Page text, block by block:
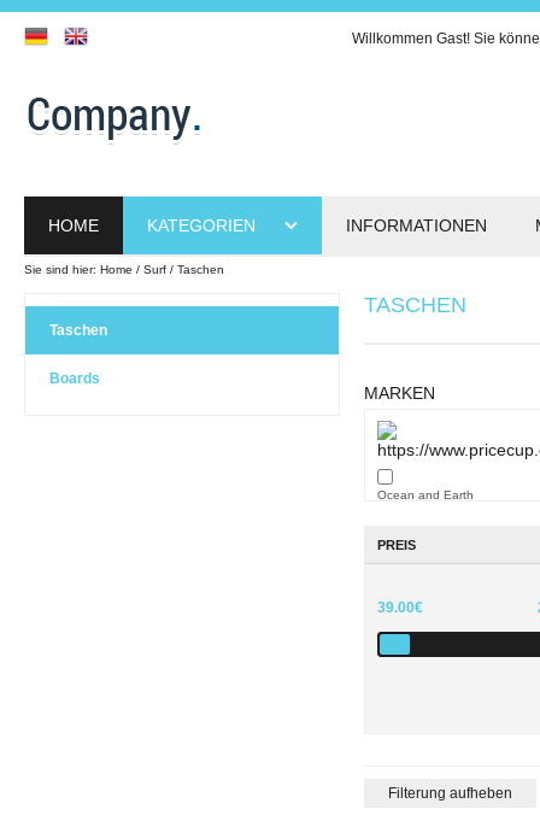
Willkommen Gast! Sie
HOME KATEGORIEN INFORMATIONEN
Sie sind hier: Home Surf Taschen
Taschen
Boards
TASCHEN
MARKEN
Ocean and Earth
PREIS
39.00€
Filterung aufheben